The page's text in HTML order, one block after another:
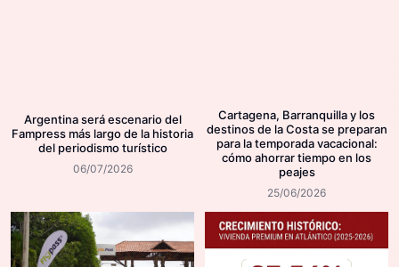
Argentina será escenario del
Fampress más largo de la historia
del periodismo turístico
06/07/2026
Cartagena, Barranquilla y los
destinos de la Costa se preparan
para la temporada vacacional:
cómo ahorrar tiempo en los
peajes
25/06/2026